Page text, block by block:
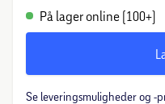
På lager online (100+)
Se leveringsmuligheder og -